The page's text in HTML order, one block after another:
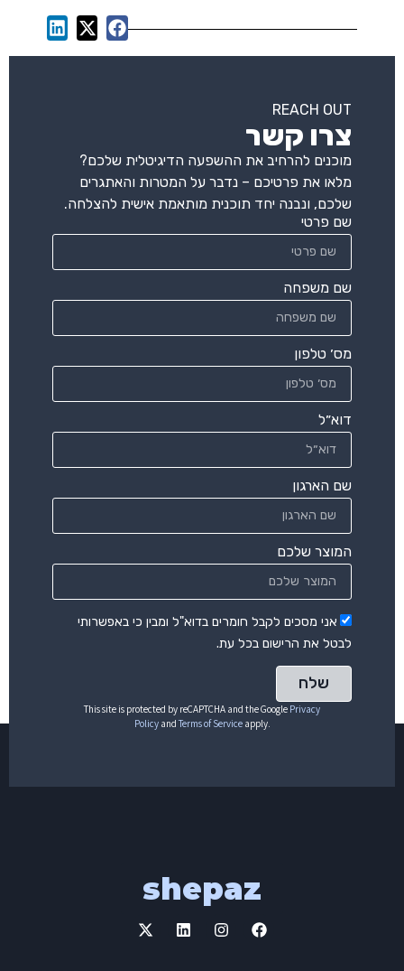
REACH OUT
צרו קשר
מוכנים להרחיב את ההשפעה הדיגיטלית שלכם?
מלאו את פרטיכם – נדבר על המטרות והאתגרים
שלכם, ונבנה יחד תוכנית מותאמת אישית להצלחה.
שם פרטי
שם משפחה
מס׳ טלפון
דוא״ל
שם הארגון
המוצר שלכם
אני מסכים לקבל חומרים בדוא"ל ומבין כי באפשרותי
לבטל את הרישום בכל עת.
שלח
This site is protected by reCAPTCHA and the Google Privacy
PolicyandTerms of Serviceapply.
shepaz